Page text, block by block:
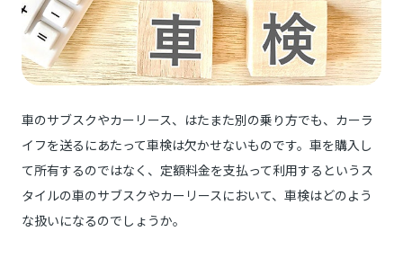
車のサブスクやカーリース、はたまた別の乗り方でも、カーラ
イフを送るにあたって車検は欠かせないものです。車を購入し
て所有するのではなく、定額料金を支払って利用するというス
タイルの車のサブスクやカーリースにおいて、車検はどのよう
な扱いになるのでしょうか。